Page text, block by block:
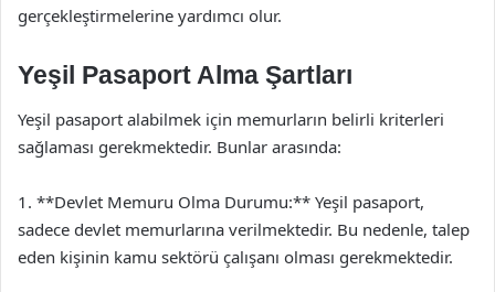
gerçekleştirmelerine yardımcı olur.
Yeşil Pasaport Alma Şartları
Yeşil pasaport alabilmek için memurların belirli kriterleri
sağlaması gerekmektedir. Bunlar arasında:
1. **Devlet Memuru Olma Durumu:** Yeşil pasaport,
sadece devlet memurlarına verilmektedir. Bu nedenle, talep
eden kişinin kamu sektörü çalışanı olması gerekmektedir.